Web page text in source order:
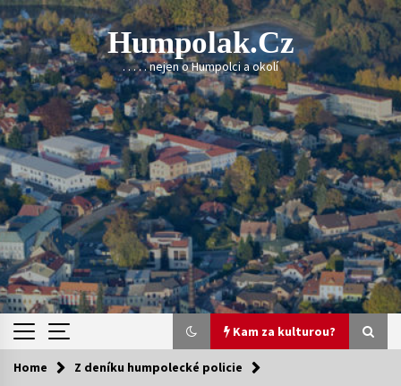
Skip
to
content
Humpolak.cz
. . . . . nejen o Humpolci a okolí
Kam za kulturou?
Kam za kulturou?
Home Z deníku humpolecké policie